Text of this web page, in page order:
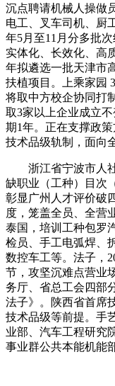
沉点聘请机械人操做
电工、叉车司机、厨
年5月至11月分多批
实体化、长效化、高
年拟遴选一批天津市
扶植项目。上乘家园
将取中方校企协同打
取3家以上企业成立
期1年。正在支撑政
技术品级轨制，面向
浙江省宁波市人社
缺职业（工种）目次
彰显广州人才评价破
度，笼盖全员、全营
泰国，培训工种包罗
检员、手工电弧焊、
数控车工等。法子，
节，攻坚沉难点营业
务厅、省总工会四部
法子》。陕西省首席
技术品级等前提。手
业部、汽车工程研究
事业群公共本能机能